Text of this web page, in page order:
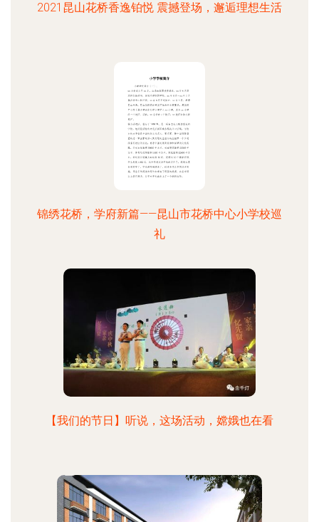
2021昆山花桥香逸铂悦 震撼登场，邂逅理想生活
锦绣花桥，学府新篇——昆山市花桥中心小学校巡
礼
【我们的节日】听说，这场活动，嫦娥也在看